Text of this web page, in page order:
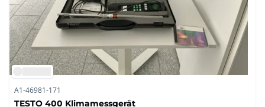
A1-46981-171
TESTO 400 Klimamessgerät